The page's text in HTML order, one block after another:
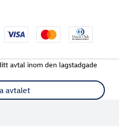
avtal inom den lagstadgade
avtalet